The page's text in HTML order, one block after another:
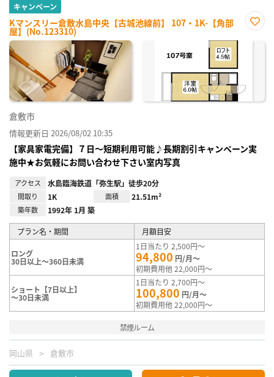
キャンペーン
Kマンスリー倉敷水島中央【古城池線前】 107・1K-【角部
屋】(No.123310)
に入
倉敷市
情報更新日 2026/08/02 10:35
【家具家電完備】７日～短期利用可能♪長期割引キャンペーン実
施中★お気軽にお問い合わせ下さい室内写真
アクセス 水島臨海鉄道「弥生駅」徒歩20分
間取り 1K 面積 21.51m²
築年数 1992年 1月 築
プラン名・期間 月額目安
ロング
30日以上～360日未満
1日当たり 2,500円～
94,800 円/月～
初期費用他 22,000円～
ショート【7日以上】
～30日未満
1日当たり 2,700円～
100,800 円/月～
初期費用他 22,000円～
禁煙ルーム
岡山県 倉敷市